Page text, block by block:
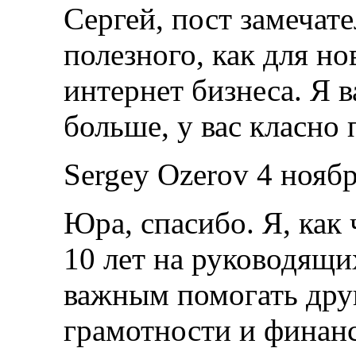
Сергей, пост
полезного, как для
интернет бизнеса. Я
больше, у вас класно
Sergey Ozerov 4
Юра, спасибо. Я, как
10 лет на
важным помогать
грамотности и